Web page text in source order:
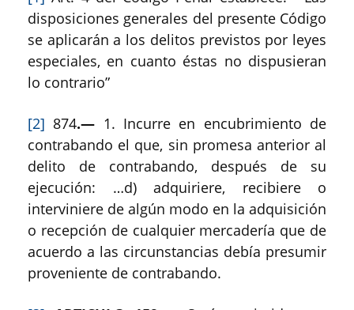
disposiciones generales del presente Código
se aplicarán a los delitos previstos por leyes
especiales, en cuanto éstas no dispusieran
lo contrario”
[2] 874.— 1. Incurre en encubrimiento de
contrabando el que, sin promesa anterior al
delito de contrabando, después de su
ejecución: …d) adquiriere, recibiere o
interviniere de algún modo en la adquisición
o recepción de cualquier mercadería que de
acuerdo a las circunstancias debía presumir
proveniente de contrabando.